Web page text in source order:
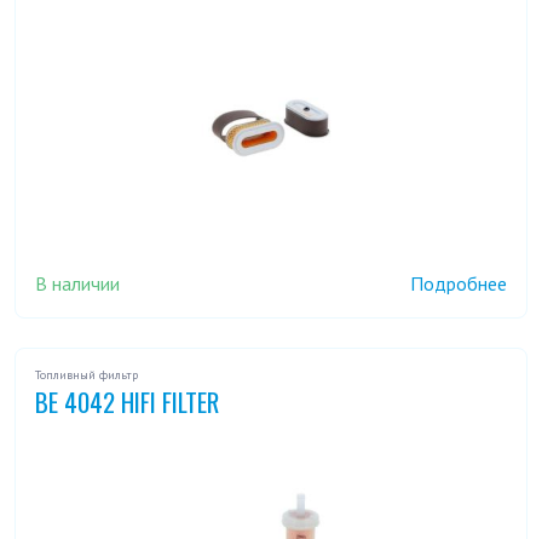
В наличии Подробнее
Топливный фильтр
BE 4042 HIFI FILTER